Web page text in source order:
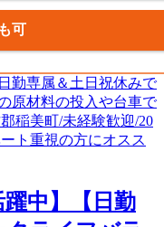
可
躍中】【日勤